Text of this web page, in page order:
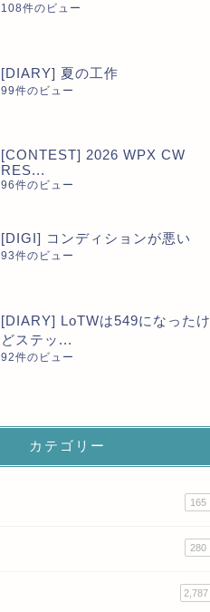
108件のビュー
[DIARY] 夏の工作
99件のビュー
[CONTEST] 2026 WPX CW
RES...
96件のビュー
[DIGI] コンディションが悪い
93件のビュー
[DIARY] LoTWは549になったけ
どステッ...
92件のビュー
カテゴリー
165
280
2,787